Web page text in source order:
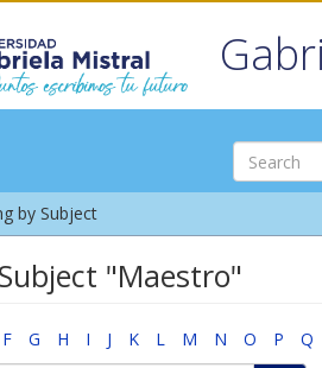
by Subject
"Maestro"
F G H I J K L M N O P Q